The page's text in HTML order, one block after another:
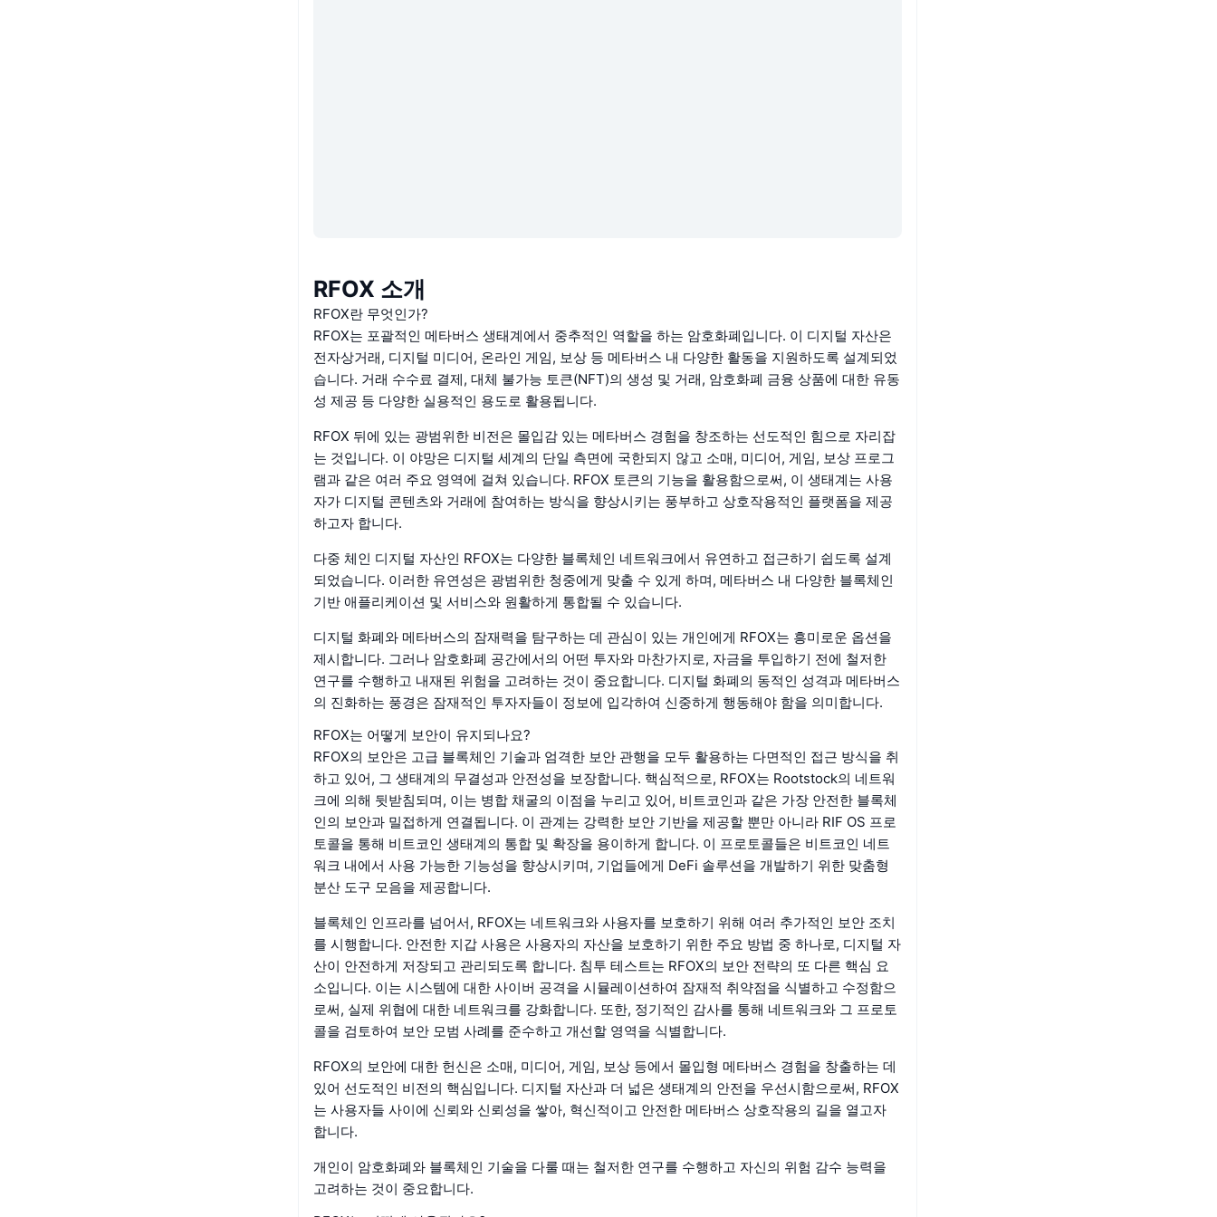
RFOX 소개
RFOX란 무엇인가?
RFOX는 포괄적인 메타버스 생태계에서 중추적인 역할을 하는 암호화폐입니다. 이 디지털 자산은
전자상거래, 디지털 미디어, 온라인 게임, 보상 등 메타버스 내 다양한 활동을 지원하도록 설계되었
습니다. 거래 수수료 결제, 대체 불가능 토큰(NFT)의 생성 및 거래, 암호화폐 금융 상품에 대한 유동
성 제공 등 다양한 실용적인 용도로 활용됩니다.
RFOX 뒤에 있는 광범위한 비전은 몰입감 있는 메타버스 경험을 창조하는 선도적인 힘으로 자리잡
는 것입니다. 이 야망은 디지털 세계의 단일 측면에 국한되지 않고 소매, 미디어, 게임, 보상 프로그
램과 같은 여러 주요 영역에 걸쳐 있습니다. RFOX 토큰의 기능을 활용함으로써, 이 생태계는 사용
자가 디지털 콘텐츠와 거래에 참여하는 방식을 향상시키는 풍부하고 상호작용적인 플랫폼을 제공
하고자 합니다.
다중 체인 디지털 자산인 RFOX는 다양한 블록체인 네트워크에서 유연하고 접근하기 쉽도록 설계
되었습니다. 이러한 유연성은 광범위한 청중에게 맞출 수 있게 하며, 메타버스 내 다양한 블록체인
기반 애플리케이션 및 서비스와 원활하게 통합될 수 있습니다.
디지털 화폐와 메타버스의 잠재력을 탐구하는 데 관심이 있는 개인에게 RFOX는 흥미로운 옵션을
제시합니다. 그러나 암호화폐 공간에서의 어떤 투자와 마찬가지로, 자금을 투입하기 전에 철저한
연구를 수행하고 내재된 위험을 고려하는 것이 중요합니다. 디지털 화폐의 동적인 성격과 메타버스
의 진화하는 풍경은 잠재적인 투자자들이 정보에 입각하여 신중하게 행동해야 함을 의미합니다.
RFOX는 어떻게 보안이 유지되나요?
RFOX의 보안은 고급 블록체인 기술과 엄격한 보안 관행을 모두 활용하는 다면적인 접근 방식을 취
하고 있어, 그 생태계의 무결성과 안전성을 보장합니다. 핵심적으로, RFOX는 Rootstock의 네트워
크에 의해 뒷받침되며, 이는 병합 채굴의 이점을 누리고 있어, 비트코인과 같은 가장 안전한 블록체
인의 보안과 밀접하게 연결됩니다. 이 관계는 강력한 보안 기반을 제공할 뿐만 아니라 RIF OS 프로
토콜을 통해 비트코인 생태계의 통합 및 확장을 용이하게 합니다. 이 프로토콜들은 비트코인 네트
워크 내에서 사용 가능한 기능성을 향상시키며, 기업들에게 DeFi 솔루션을 개발하기 위한 맞춤형
분산 도구 모음을 제공합니다.
블록체인 인프라를 넘어서, RFOX는 네트워크와 사용자를 보호하기 위해 여러 추가적인 보안 조치
를 시행합니다. 안전한 지갑 사용은 사용자의 자산을 보호하기 위한 주요 방법 중 하나로, 디지털 자
산이 안전하게 저장되고 관리되도록 합니다. 침투 테스트는 RFOX의 보안 전략의 또 다른 핵심 요
소입니다. 이는 시스템에 대한 사이버 공격을 시뮬레이션하여 잠재적 취약점을 식별하고 수정함으
로써, 실제 위협에 대한 네트워크를 강화합니다. 또한, 정기적인 감사를 통해 네트워크와 그 프로토
콜을 검토하여 보안 모범 사례를 준수하고 개선할 영역을 식별합니다.
RFOX의 보안에 대한 헌신은 소매, 미디어, 게임, 보상 등에서 몰입형 메타버스 경험을 창출하는 데
있어 선도적인 비전의 핵심입니다. 디지털 자산과 더 넓은 생태계의 안전을 우선시함으로써, RFOX
는 사용자들 사이에 신뢰와 신뢰성을 쌓아, 혁신적이고 안전한 메타버스 상호작용의 길을 열고자
합니다.
개인이 암호화폐와 블록체인 기술을 다룰 때는 철저한 연구를 수행하고 자신의 위험 감수 능력을
고려하는 것이 중요합니다.